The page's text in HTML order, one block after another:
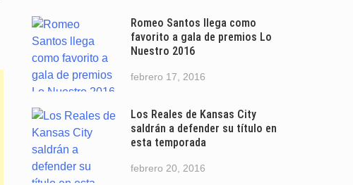
Romeo Santos llega como
favorito a gala de premios Lo
Nuestro 2016
febrero 17, 2016
Los Reales de Kansas City
saldrán a defender su título en
esta temporada
febrero 20, 2016